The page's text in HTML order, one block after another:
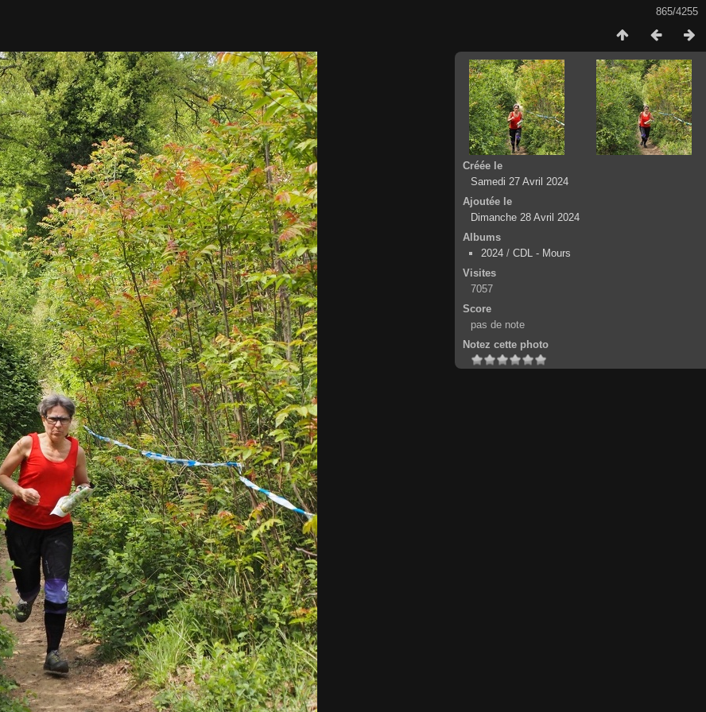
865/4255
Créée le
Samedi 27 Avril 2024
Ajoutée le
Dimanche 28 Avril 2024
Albums
2024 /CDL - Mours
Visites
7057
Score
pas de note
Notez cette photo